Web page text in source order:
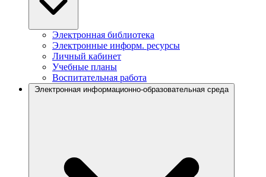
Электронная библиотека
Электронные информ. ресурсы
Личный кабинет
Учебные планы
Воспитательная работа
Электронная информационно-образовательная среда